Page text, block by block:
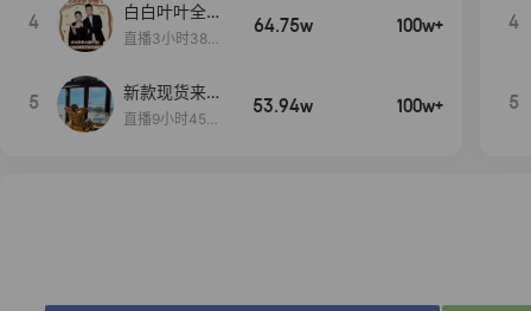
4
白白叶叶全品
类好物补贴节
直播3小时38分
64.75w 100w+
5
新款现货来了
～
直播9小时45分
53.94w 100w+
4
5